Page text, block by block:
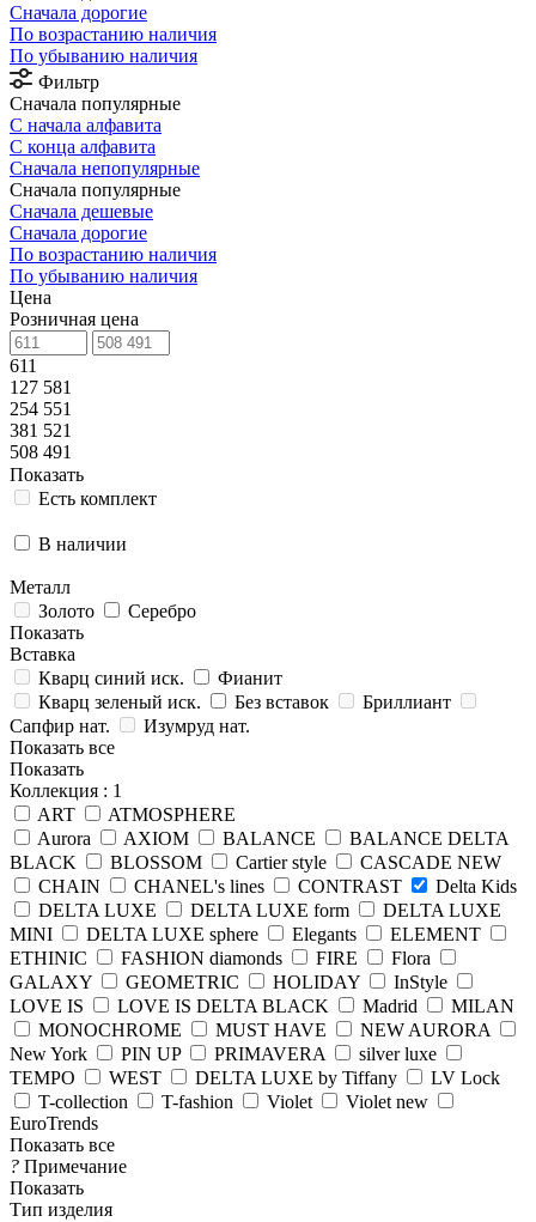
Сначала дорогие
По возрастанию наличия
По убыванию наличия
Фильтр
Сначала популярные
С начала алфавита
С конца алфавита
Сначала непопулярные
Сначала популярные
Сначала дешевые
Сначала дорогие
По возрастанию наличия
По убыванию наличия
Цена
Розничная цена
611
127 581
254 551
381 521
508 491
Показать
Есть комплект
В наличии
Металл
Золото
Серебро
Показать
Вставка
Кварц синий иск.
Фианит
Кварц зеленый иск.
Без вставок
Бриллиант
Сапфир нат.
Изумруд нат.
Показать все
Показать
Коллекция : 1
ART
ATMOSPHERE
Aurora
AXIOM BALANCE
BALANCE DELTA
BLACK
BLOSSOM Cartier style
CASCADE NEW
CHAIN
CHANEL's lines CONTRAST
Delta Kids
DELTA LUXE
DELTA LUXE form
DELTA LUXE
MINI
DELTA LUXE sphere Elegants
ELEMENT
ETHINIC
FASHION diamonds FIRE
Flora
GALAXY
GEOMETRIC HOLIDAY
InStyle
LOVE IS
LOVE IS DELTA BLACK Madrid
MILAN
MONOCHROME
MUST HAVE
NEW AURORA
New York
PIN UP PRIMAVERA
silver luxe
TEMPO
WEST DELTA LUXE by Tiffany
LV Lock
T-collection
T-fashion Violet
Violet new
EuroTrends
Показать все
? Примечание
Показать
Тип изделия